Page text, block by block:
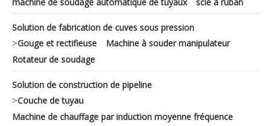
Solution de fabrication de cuves sous pression
>Gouge et rectifieuse
Machine à souder manipulateur
Rotateur de soudage
Solution de construction de pipeline
>Couche de tuyau
Machine de chauffage par induction moyenne fréquence